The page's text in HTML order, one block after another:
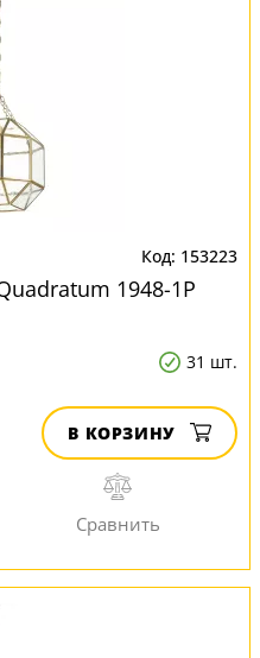
153223
1948-1P
31 шт.
В КОРЗИНУ